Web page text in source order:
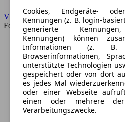
VW
Forum
Cookies, Endgeräte-
Kennungen (z. B. login-
generierte
Kennungen) können
Informationen (z. B.
Browserinformationen,
unterstützte Technologien
gespeichert oder von dort
es jedes Mal
oder einer Webseite
einen oder mehrere
Verarbeitungszwecke.